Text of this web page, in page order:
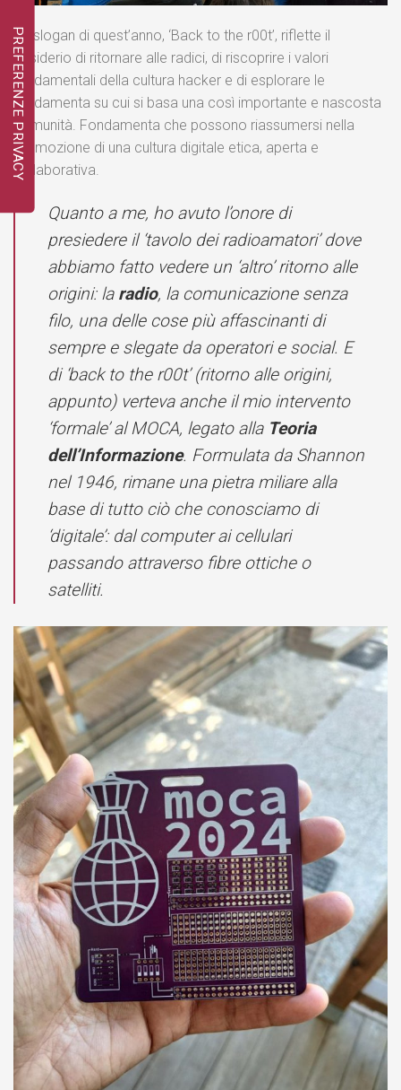
Lo slogan di quest’anno, ‘Back to the r00t’, riflette il
desiderio di ritornare alle radici, di riscoprire i valori
fondamentali della cultura hacker e di esplorare le
fondamenta su cui si basa una così importante e nascosta
comunità. Fondamenta che possono riassumersi nella
promozione di una cultura digitale etica, aperta e
collaborativa.
Quanto a me, ho avuto l’onore di
presiedere il ‘tavolo dei radioamatori’ dove
abbiamo fatto vedere un ‘altro’ ritorno alle
origini: la radio, la comunicazione senza
filo, una delle cose più affascinanti di
sempre e slegate da operatori e social. E
di ‘back to the r00t’ (ritorno alle origini,
appunto) verteva anche il mio intervento
‘formale’ al MOCA, legato alla Teoria
dell’Informazione. Formulata da Shannon
nel 1946, rimane una pietra miliare alla
base di tutto ciò che conosciamo di
‘digitale’: dal computer ai cellulari
passando attraverso fibre ottiche o
satelliti.